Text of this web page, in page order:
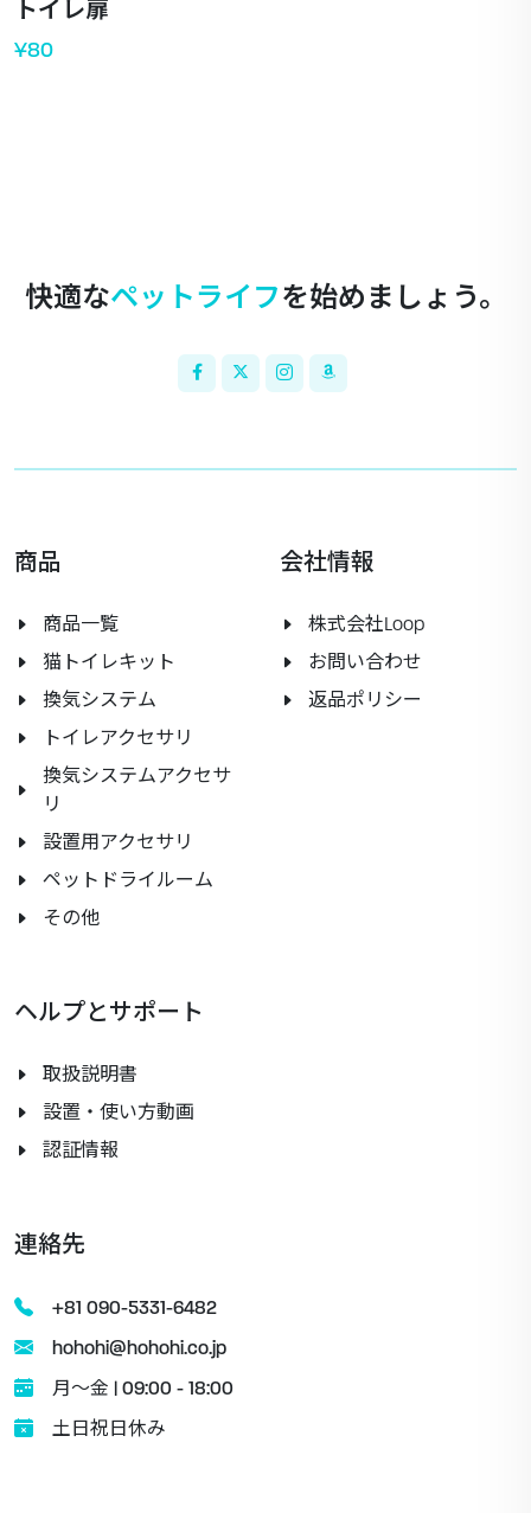
快適なペットライフを始めましょう。
商品
商品一覧
猫トイレキット
換気システム
トイレアクセサリ
換気システムアクセサ
リ
設置用アクセサリ
ペットドライルーム
その他
会社情報
株式会社Loop
お問い合わせ
返品ポリシー
ヘルプとサポート
取扱説明書
設置・使い方動画
認証情報
連絡先
+81 090-5331-6482
hohohi@hohohi.co.jp
月〜金 | 09:00 - 18:00
土日祝日休み